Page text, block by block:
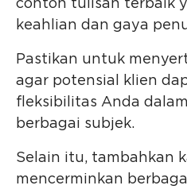
contoh tulisan terbaik
keahlian dan gaya
Pastikan untuk
agar potensial klien
fleksibilitas Anda
berbagai subjek.
Selain itu, tambahkan
mencerminkan